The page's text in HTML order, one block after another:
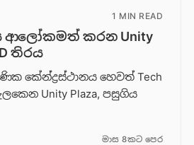
1 MIN READ
කරන Unity
තිරය
කේන්ද්‍රස්ථානය හෙවත් Tech
Unity Plaza, පසුගිය
මාස 8කට පෙර